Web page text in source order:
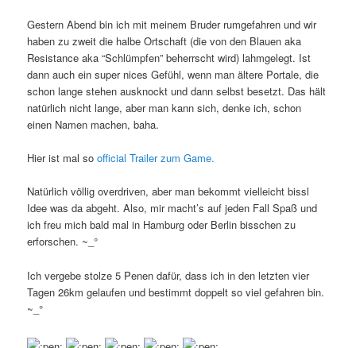
Gestern Abend bin ich mit meinem Bruder rumgefahren und wir
haben zu zweit die halbe Ortschaft (die von den Blauen aka
Resistance aka “Schlümpfen” beherrscht wird) lahmgelegt. Ist
dann auch ein super nices Gefühl, wenn man ältere Portale, die
schon lange stehen ausknockt und dann selbst besetzt. Das hält
natürlich nicht lange, aber man kann sich, denke ich, schon
einen Namen machen, baha.
Hier ist mal soofficial Trailer zum Game.
Natürlich völlig overdriven, aber man bekommt vielleicht bissl
Idee was da abgeht. Also, mir macht’s auf jeden Fall Spaß und
ich freu mich bald mal in Hamburg oder Berlin bisschen zu
erforschen. ~_°
Ich vergebe stolze 5 Penen dafür, dass ich in den letzten vier
Tagen 26km gelaufen und bestimmt doppelt so viel gefahren bin.
~_°